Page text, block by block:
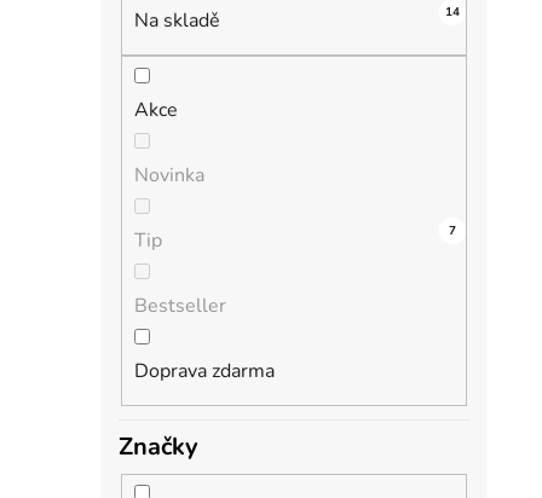
Na skladě 14
Akce
1
Novinka
0
Tip 0
Bestseller
0
Doprava zdarma
7
Značky